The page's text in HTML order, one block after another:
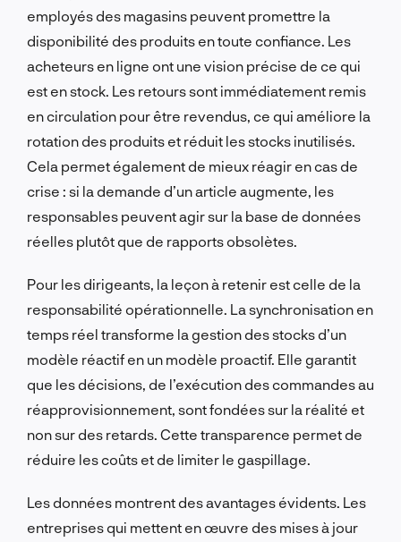
employés des magasins peuvent promettre la
disponibilité des produits en toute confiance. Les
acheteurs en ligne ont une vision précise de ce qui
est en stock. Les retours sont immédiatement remis
en circulation pour être revendus, ce qui améliore la
rotation des produits et réduit les stocks inutilisés.
Cela permet également de mieux réagir en cas de
crise : si la demande d’un article augmente, les
responsables peuvent agir sur la base de données
réelles plutôt que de rapports obsolètes.
Pour les dirigeants, la leçon à retenir est celle de la
responsabilité opérationnelle. La synchronisation en
temps réel transforme la gestion des stocks d’un
modèle réactif en un modèle proactif. Elle garantit
que les décisions, de l’exécution des commandes au
réapprovisionnement, sont fondées sur la réalité et
non sur des retards. Cette transparence permet de
réduire les coûts et de limiter le gaspillage.
Les données montrent des avantages évidents. Les
entreprises qui mettent en œuvre des mises à jour